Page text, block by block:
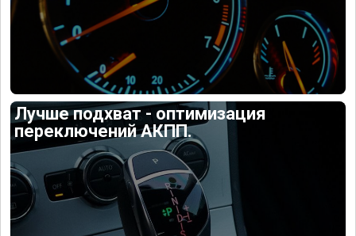
Лучше подхват - оптимизация
переключений АКПП.